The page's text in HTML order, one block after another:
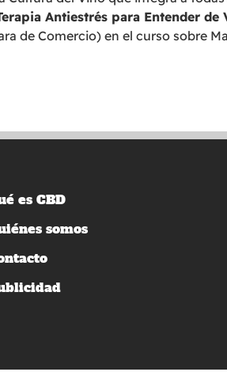
Antiestrés para Entender de
de Comercio) en el curso sobre
es CBD
somos